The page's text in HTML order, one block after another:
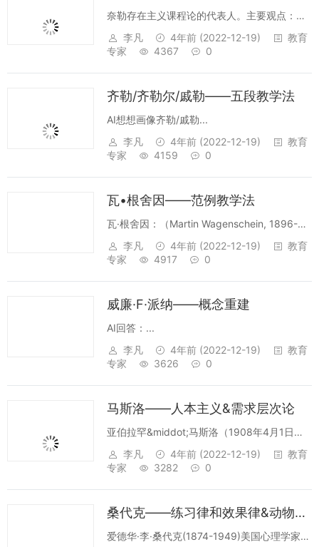
奈勒存在主义课程论的代表人。主要观点：课
程最终要由学生的需要来决定。固定不变的课
程难以适合学生的情况和需要，原因在于它们
学...
李凡 4年前 (2022-12-19)
教育
专家
4367 0
齐勒/齐勒尔/戚勒——五段教学法
AI想想画像齐勒/戚勒...
李凡
4年前 (2022-12-19)
教育
专家
4159 0
瓦•根舍因——范例教学法
瓦·根舍因：（Martin Wagenschein, 1896-
1988）...
李凡 4年前 (2022-12-19)
教育
专家
4917 0
威廉·F·派纳——概念重建
AI回答：...
李凡
4年前 (2022-12-19)
教育
专家
3626 0
马斯洛——人本主义&需求层次论
亚伯拉罕&middot;马斯洛（1908年4月1日
-1970年6月8日 ）是...
李凡 4年前 (2022-12-19)
教育
专家
3282 0
桑代克——练习律和效果律&动物心理学&心理学行为主义
爱德华·李·桑代克(1874-1949)美国心理学家，